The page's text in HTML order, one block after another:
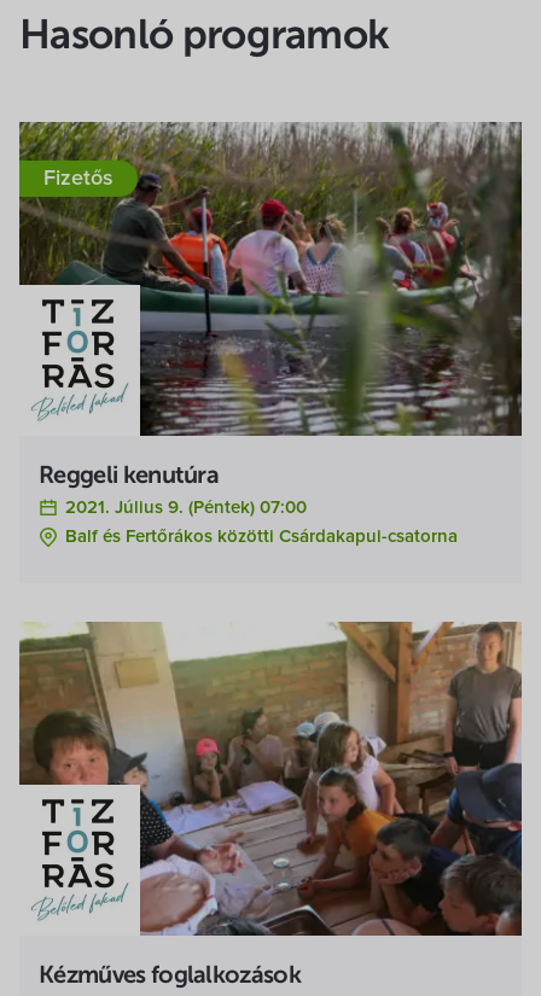
Hasonló programok
Fizetős
Reggeli kenutúra
2021. Július 9. (péntek) 07:00
Balf és Fertőrákos közötti Csárdakapui-csatorna
Kézműves foglalkozások